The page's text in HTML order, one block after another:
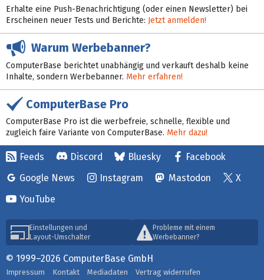
Erhalte eine Push-Benachrichtigung (oder einen Newsletter) bei
Erscheinen neuer Tests und Berichte: Jetzt anmelden!
Warum Werbebanner?
ComputerBase berichtet unabhängig und verkauft deshalb keine
Inhalte, sondern Werbebanner. Mehr erfahren!
ComputerBase Pro
ComputerBase Pro ist die werbefreie, schnelle, flexible und
zugleich faire Variante von ComputerBase. Mehr dazu!
Feeds Discord Bluesky
Facebook
Google News
Instagram Mastodon
X
YouTube
Einstellungen und
Layout-Umschalter
Probleme mit einem
Werbebanner?
© 1999–2026 ComputerBase GmbH
Impressum Kontakt Mediadaten Vertrag widerrufen